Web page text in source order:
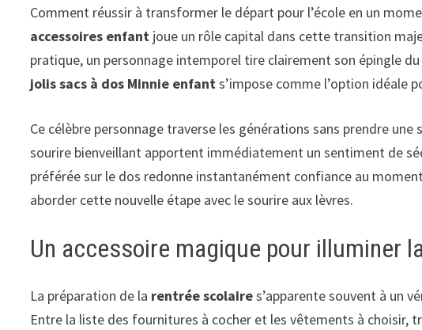
Comment réussir à transformer le départ pour l’école en un
accessoires enfant joue un rôle capital dans cette transition
pratique, un personnage intemporel tire clairement son épingle
jolis sacs à dos Minnie enfants’impose comme l’option idéale
Ce célèbre personnage traverse les générations sans prendre
sourire bienveillant apportent immédiatement un sentiment de
préférée sur le dos redonne instantanément confiance au
aborder cette nouvelle étape avec le sourire aux lèvres.
Un accessoire magique pour illuminer
La préparation de la rentrée scolaires’apparente souvent à un
Entre la liste des fournitures à cocher et les vêtements à choisir,